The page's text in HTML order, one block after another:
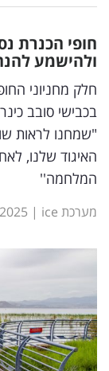
דיגיטל
וטק
שיווק
ופרסום
משפט
מדדים
ומחקרים
רכילות
עסקית
חופי הכנרת
ולהישמע
חלק מחניוני
בכבישי סובב
"שמחנו לראות
האיגוד שלנו,
המלחמה''
מערכת ice |